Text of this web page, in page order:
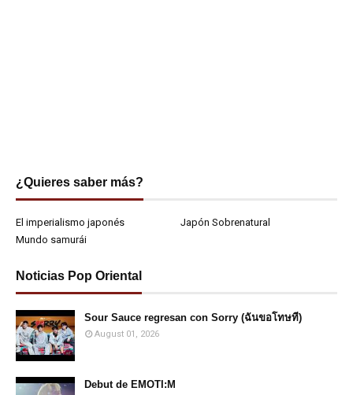
¿Quieres saber más?
El imperialismo japonés
Japón Sobrenatural
Mundo samurái
Noticias Pop Oriental
Sour Sauce regresan con Sorry (ฉันขอโทษที)
August 01, 2026
Debut de EMOTI:M